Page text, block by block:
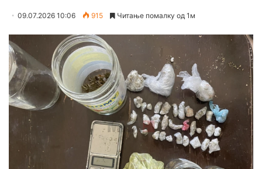
09.07.2026 10:06 915 Читање помалку од 1м